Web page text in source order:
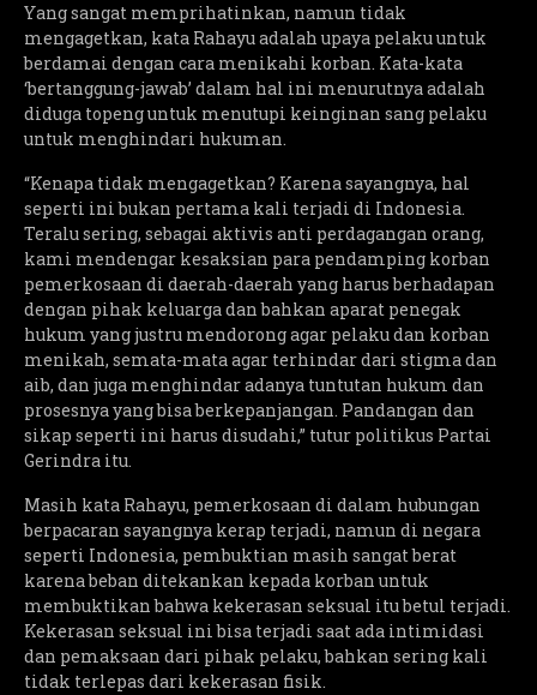
Yang sangat memprihatinkan, namun tidak
mengagetkan, kata Rahayu adalah upaya pelaku untuk
berdamai dengan cara menikahi korban. Kata-kata
‘bertanggung-jawab’ dalam hal ini menurutnya adalah
diduga topeng untuk menutupi keinginan sang pelaku
untuk menghindari hukuman.
“Kenapa tidak mengagetkan? Karena sayangnya, hal
seperti ini bukan pertama kali terjadi di Indonesia.
Teralu sering, sebagai aktivis anti perdagangan orang,
kami mendengar kesaksian para pendamping korban
pemerkosaan di daerah-daerah yang harus berhadapan
dengan pihak keluarga dan bahkan aparat penegak
hukum yang justru mendorong agar pelaku dan korban
menikah, semata-mata agar terhindar dari stigma dan
aib, dan juga menghindar adanya tuntutan hukum dan
prosesnya yang bisa berkepanjangan. Pandangan dan
sikap seperti ini harus disudahi,” tutur politikus Partai
Gerindra itu.
Masih kata Rahayu, pemerkosaan di dalam hubungan
berpacaran sayangnya kerap terjadi, namun di negara
seperti Indonesia, pembuktian masih sangat berat
karena beban ditekankan kepada korban untuk
membuktikan bahwa kekerasan seksual itu betul terjadi.
Kekerasan seksual ini bisa terjadi saat ada intimidasi
dan pemaksaan dari pihak pelaku, bahkan sering kali
tidak terlepas dari kekerasan fisik.